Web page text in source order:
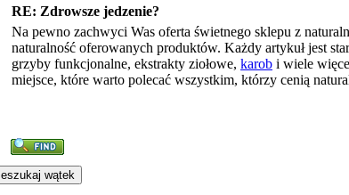
RE: Zdrowsze jedzenie?
Na pewno zachwyci Was oferta świetnego sklepu z
naturalność oferowanych produktów. Każdy artykuł jest
grzyby funkcjonalne, ekstrakty ziołowe, karob i wiele
miejsce, które warto polecać wszystkim, którzy cenią